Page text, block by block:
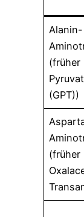
Alanin-
(früher
(GPT))
(früher